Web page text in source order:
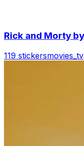
Rick and Morty
119 stickersmovies_tv